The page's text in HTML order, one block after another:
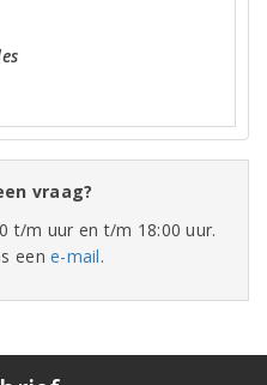
vraag?
t/m uur en t/m 18:00 uur.
eene-mail.